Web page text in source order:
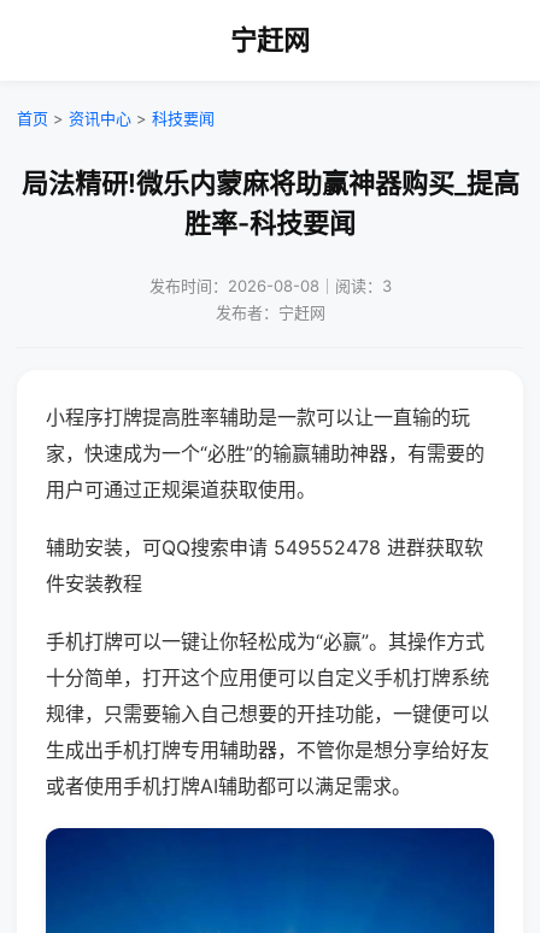
宁赶网
首页 > 资讯中心 > 科技要闻
局法精研!微乐内蒙麻将助赢神器购买_提高
胜率-科技要闻
发布时间：2026-08-08｜阅读：3
发布者：宁赶网
小程序打牌提高胜率辅助是一款可以让一直输的玩
家，快速成为一个“必胜”的输赢辅助神器，有需要的
用户可通过正规渠道获取使用。
辅助安装，可QQ搜索申请 549552478 进群获取软
件安装教程
手机打牌可以一键让你轻松成为“必赢”。其操作方式
十分简单，打开这个应用便可以自定义手机打牌系统
规律，只需要输入自己想要的开挂功能，一键便可以
生成出手机打牌专用辅助器，不管你是想分享给好友
或者使用手机打牌AI辅助都可以满足需求。